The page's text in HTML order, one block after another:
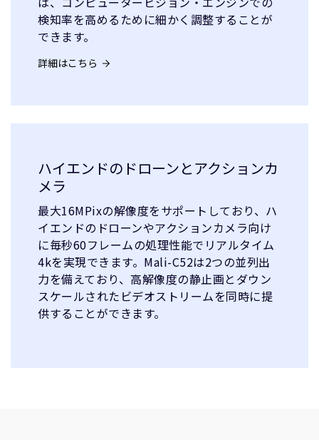
検知率を高めるために細かく調整することが
できます。
詳細はこちら
ハイエンドのドローンとアクションカ
メラ
最大16MPixの解像度をサポートしており、ハ
イエンドのドローンやアクションカメラ向け
に毎秒60フレームの処理性能でリアルタイム
4kを実現できます。Mali-C52は2つの並列出
力を備えており、高解像度の静止画とダウン
スケールされたビデオストリームを同時に提
供することができます。